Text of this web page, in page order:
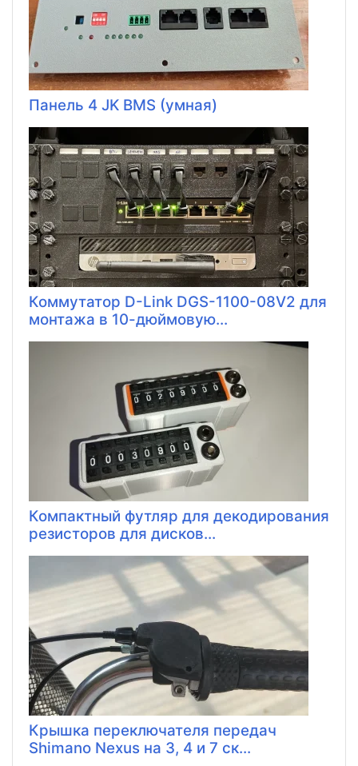
Панель 4 JK BMS (умная)
Коммутатор D-Link DGS-1100-08V2 для
монтажа в 10-дюймовую...
Компактный футляр для декодирования
резисторов для дисков...
Крышка переключателя передач
Shimano Nexus на 3, 4 и 7 ск...